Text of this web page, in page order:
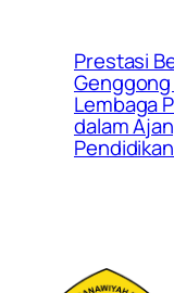
Prestasi
Lembaga
dalam